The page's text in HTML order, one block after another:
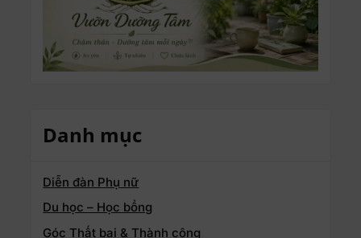
Danh mục
Diễn đàn Phụ nữ
Du học – Học bổng
Góc Thất bại & Thành công